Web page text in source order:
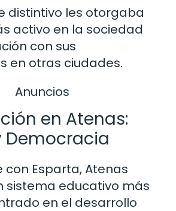
distintivo les otorgaba
activo en la sociedad
con sus
en otras ciudades.
Anuncios
en Atenas:
Democracia
con Esparta, Atenas
sistema educativo más
en el desarrollo